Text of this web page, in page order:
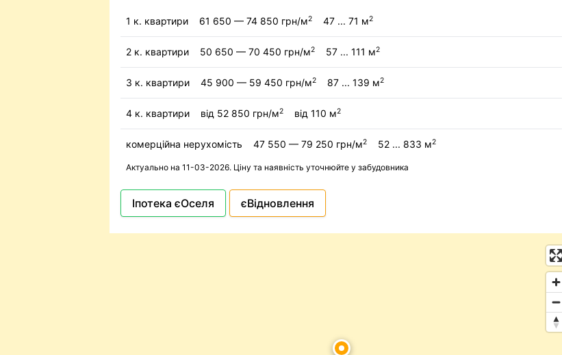
1 к. квартири 61 650 — 74 850 грн/м2 47 ... 71 м2
2 к. квартири 50 650 — 70 450 грн/м2 57 ... 111 м2
3 к. квартири 45 900 — 59 450 грн/м2 87 ... 139 м2
4 к. квартири від 52 850 грн/м2 від 110 м2
комерційна нерухомість 47 550 — 79 250 грн/м2 52 ... 833 м2
Актуально на 11-03-2026. Ціну та наявність уточнюйте у забудовника
Іпотека єОселя єВідновлення